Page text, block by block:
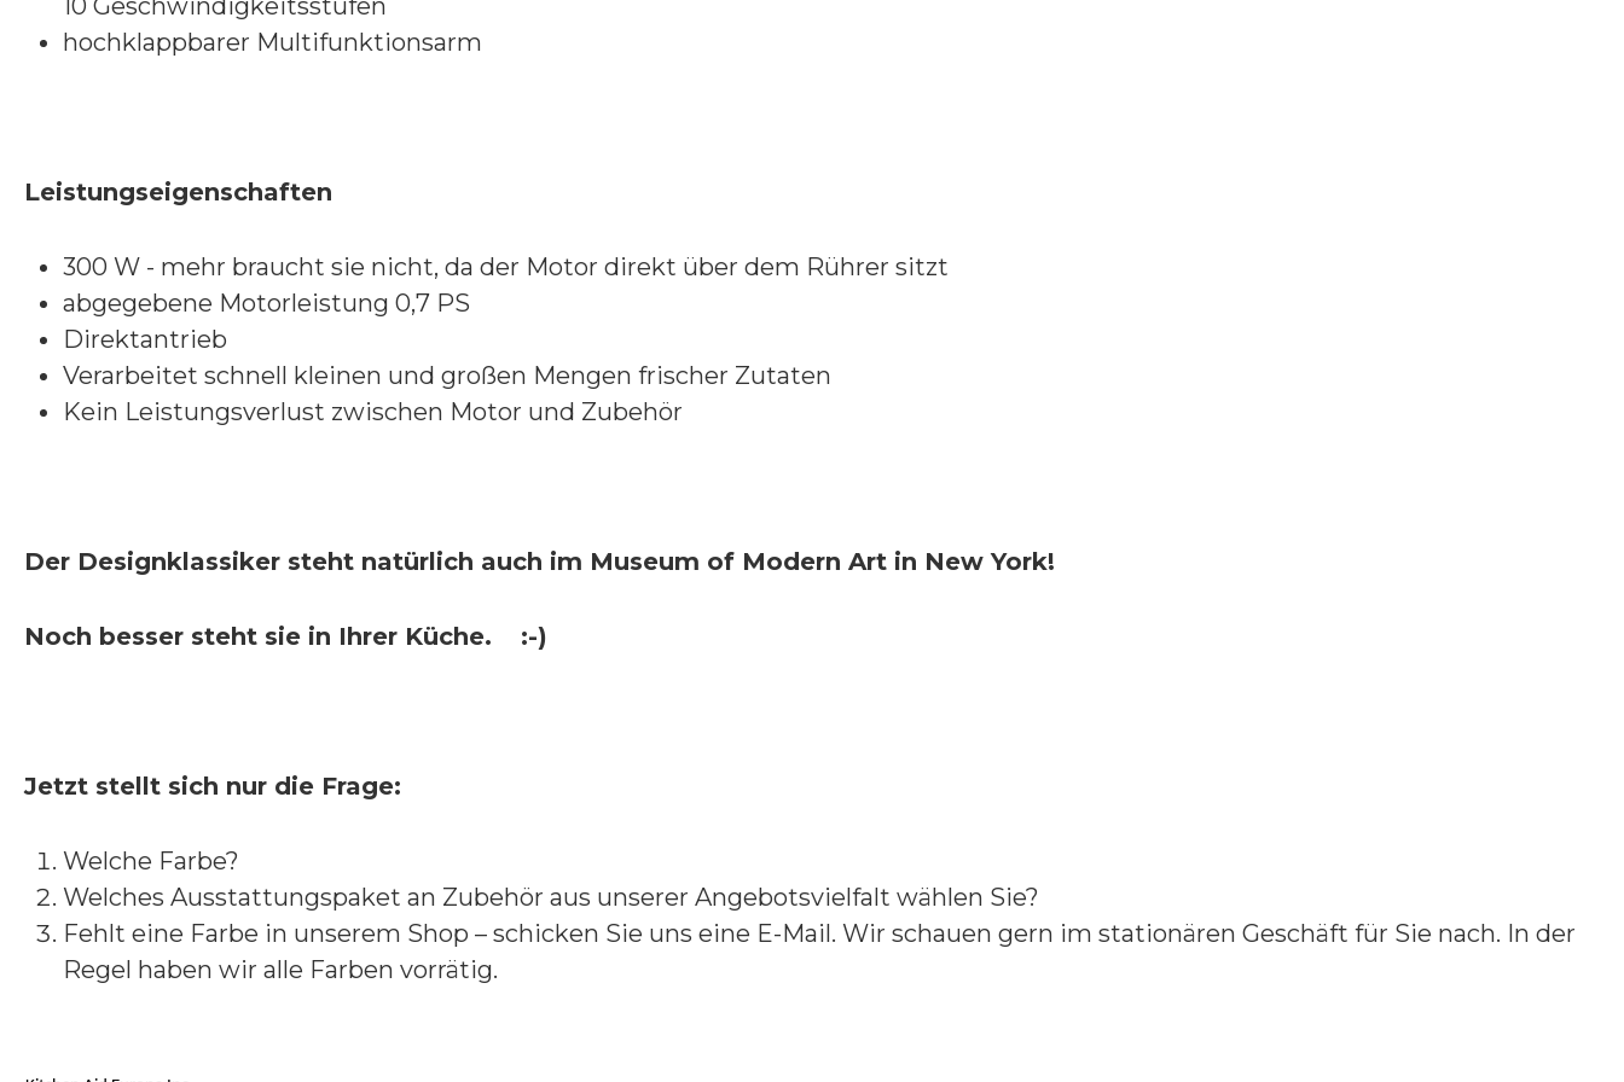
10 Geschwindigkeitsstufen
hochklappbarer Multifunktionsarm
Leistungseigenschaften
300 W - mehr braucht sie nicht, da der Motor direkt über dem Rührer sitzt
abgegebene Motorleistung 0,7 PS
Direktantrieb
Verarbeitet schnell kleinen und großen Mengen frischer Zutaten
Kein Leistungsverlust zwischen Motor und Zubehör
Der Designklassiker steht natürlich auch im Museum of Modern Art in New York!
Noch besser steht sie in Ihrer Küche. :-)
Jetzt stellt sich nur die Frage:
Welche Farbe?
Welches Ausstattungspaket an Zubehör aus unserer Angebotsvielfalt wählen Sie?
Fehlt eine Farbe in unserem Shop – schicken Sie uns eine E-Mail. Wir schauen gern im stationären Geschäft für Sie nach. In der
Regel haben wir alle Farben vorrätig.